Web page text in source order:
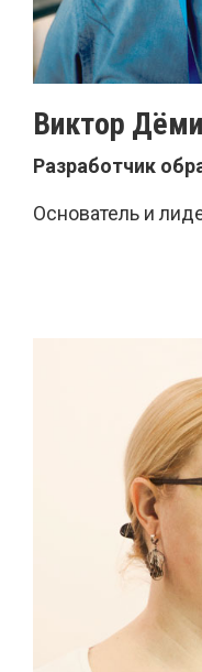
Виктор
Разработчик
Основатель и